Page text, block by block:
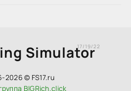
Simulator
17/19/22
2026 © FS17.ru
BIGRich.click